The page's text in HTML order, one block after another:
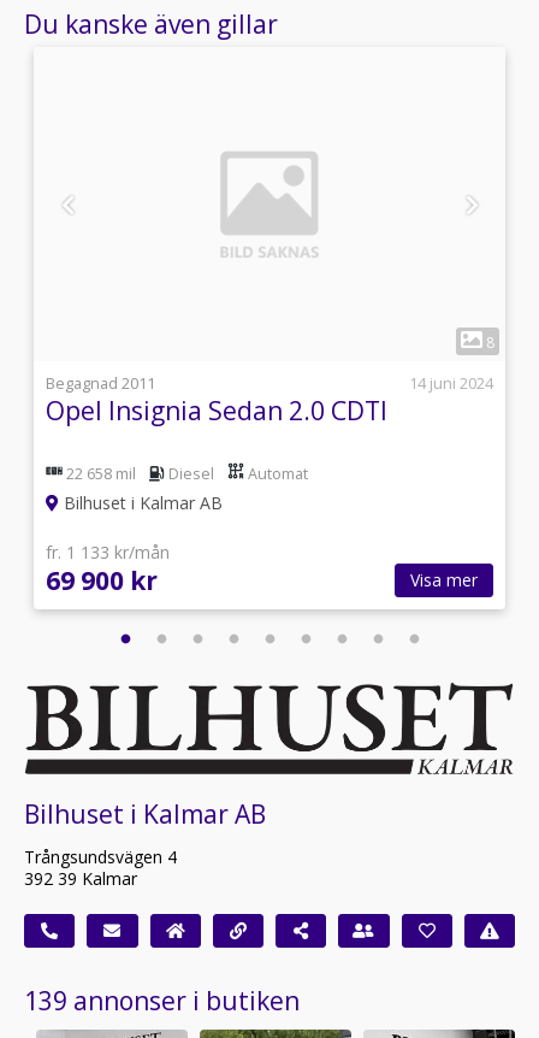
Du kanske även gillar
8
Begagnad 2011
14 juni 2024
Opel Insignia Sedan 2.0 CDTI
22 658 mil Diesel Automat
Bilhuset i Kalmar AB
fr. 1 133 kr/mån
69 900 kr Visa mer
Bilhuset i Kalmar AB
Trångsundsvägen 4
392 39 Kalmar
139 annonser i butiken